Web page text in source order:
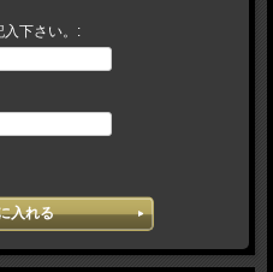
ジ・ 土手紐抜き・手首調整など）をメ
を返信】→【当店/確認後、加工を致し
頭でも販売しておりますので、タイミ
る場合がございます。その場合は入荷を
わせて頂きます。】予告なく仕様（カラ
ざいます。ご了承下さい。
入下さい。: